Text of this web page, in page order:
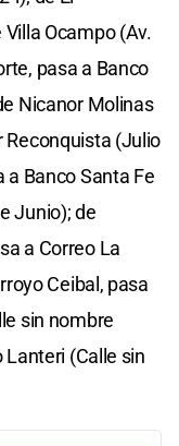
Ocampo (Av.
pasa a Banco
Nicanor Molinas
Reconquista (Julio
a Banco Santa Fe
Junio); de
a Correo La
Ceibal, pasa
sin nombre
Lanteri (Calle sin